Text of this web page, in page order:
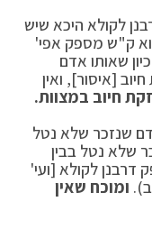
לקולא היכא שיש
ק"ש מספק אפי'
שאותו אדם
[איסור], ואין
חיוב במצוות.
שנזכר שלא נטל
שלא נטל בבין
דרבנן לקולא [ועי'
ומוכח שאין